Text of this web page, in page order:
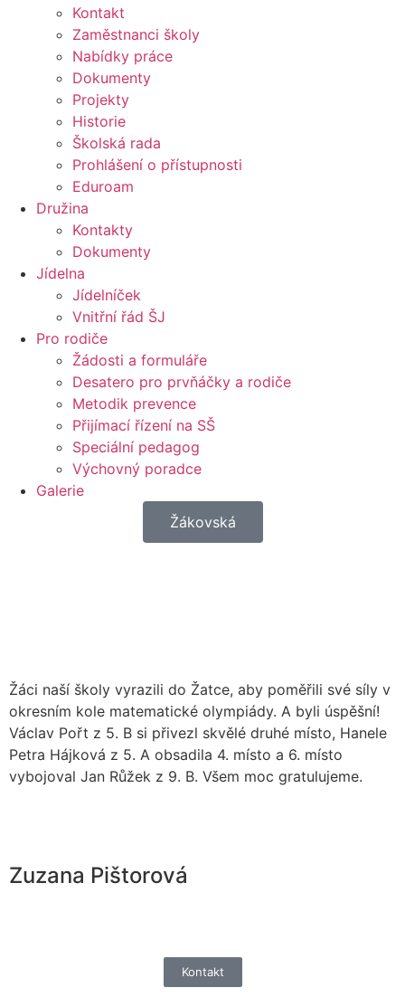
Kontakt
Zaměstnanci školy
Nabídky práce
Dokumenty
Projekty
Historie
Školská rada
Prohlášení o přístupnosti
Eduroam
Družina
Kontakty
Dokumenty
Jídelna
Jídelníček
Vnitřní řád ŠJ
Pro rodiče
Žádosti a formuláře
Desatero pro prvňáčky a rodiče
Metodik prevence
Přijímací řízení na SŠ
Speciální pedagog
Výchovný poradce
Galerie
Žákovská
Žáci naší školy vyrazili do Žatce, aby poměřili své síly v
okresním kole matematické olympiády. A byli úspěšní!
Václav Pořt z 5. B si přivezl skvělé druhé místo, Hanele
Petra Hájková z 5. A obsadila 4. místo a 6. místo
vybojoval Jan Růžek z 9. B. Všem moc gratulujeme.
Zuzana Pištorová
Kontakt